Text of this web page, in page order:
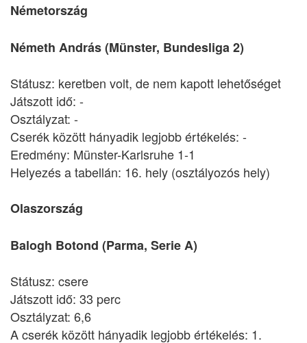
Németország
Németh András (Münster, Bundesliga 2)
Státusz: keretben volt, de nem kapott lehetőséget
Játszott idő: -
Osztályzat: -
Cserék között hányadik legjobb értékelés: -
Eredmény: Münster-Karlsruhe 1-1
Helyezés a tabellán: 16. hely (osztályozós hely)
Olaszország
Balogh Botond (Parma, Serie A)
Státusz: csere
Játszott idő: 33 perc
Osztályzat: 6,6
A cserék között hányadik legjobb értékelés: 1.